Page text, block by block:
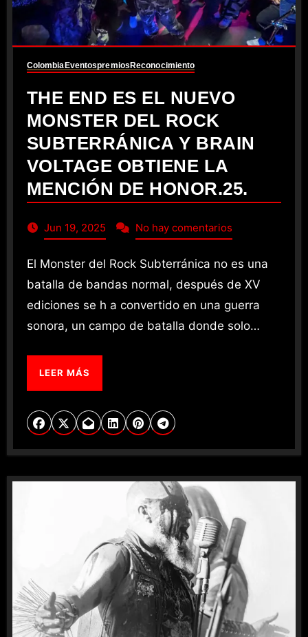
ColombiaEventospremiosReconocimiento
THE END ES EL NUEVO
MONSTER DEL ROCK
SUBTERRÁNICA Y BRAIN
VOLTAGE OBTIENE LA
MENCIÓN DE HONOR.25.
Jun 19, 2025 No hay comentarios
El Monster del Rock Subterránica no es una
batalla de bandas normal, después de XV
ediciones se h a convertido en una guerra
sonora, un campo de batalla donde solo…
LEER MÁS